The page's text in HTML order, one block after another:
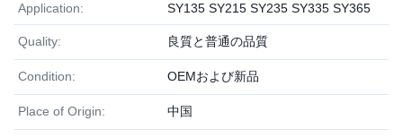
Application: SY135 SY215 SY235 SY335 SY365
Quality: 良質と普通の品質
Condition: OEMおよび新品
Place of Origin: 中国